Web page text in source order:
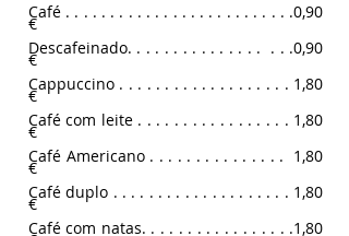
Café . . . . . . . . . . . . . . . . . . . . . . . . . .0,90
€
Descafeinado. . . . . . . . . . . . . . . . . .0,90
€
Cappuccino . . . . . . . . . . . . . . . . . . . 1,80
€
Café com leite . . . . . . . . . . . . . . . . . 1,80
€
Café Americano . . . . . . . . . . . . . . . 1,80
€
Café duplo . . . . . . . . . . . . . . . . . . . . 1,80
€
Café com natas. . . . . . . . . . . . . . . . .1,80